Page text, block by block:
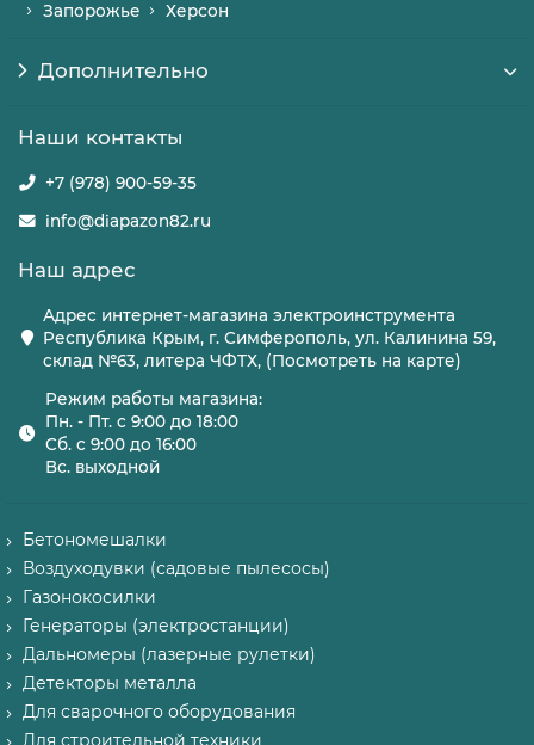
Запорожье
Херсон
Дополнительно
Наши контакты
+7 (978) 900-59-35
info@diapazon82.ru
Наш адрес
Адрес интернет-магазина электроинструмента
Республика Крым, г. Симферополь, ул. Калинина 59,
склад №63, литера ЧФТХ, (Посмотреть на карте)
Режим работы магазина:
Пн. - Пт. с 9:00 до 18:00
Сб. с 9:00 до 16:00
Вс. выходной
Бетономешалки
Воздуходувки (садовые пылесосы)
Газонокосилки
Генераторы (электростанции)
Дальномеры (лазерные рулетки)
Детекторы металла
Для сварочного оборудования
Для строительной техники